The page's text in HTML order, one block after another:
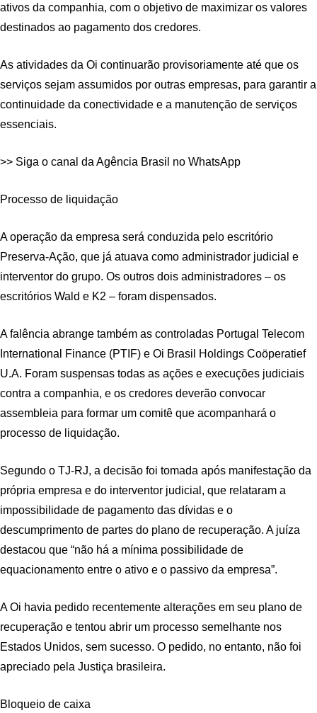
ativos da companhia, com o objetivo de maximizar os valores
destinados ao pagamento dos credores.
As atividades da Oi continuarão provisoriamente até que os
serviços sejam assumidos por outras empresas, para garantir a
continuidade da conectividade e a manutenção de serviços
essenciais.
>> Siga o canal da Agência Brasil no WhatsApp
Processo de liquidação
A operação da empresa será conduzida pelo escritório
Preserva-Ação, que já atuava como administrador judicial e
interventor do grupo. Os outros dois administradores – os
escritórios Wald e K2 – foram dispensados.
A falência abrange também as controladas Portugal Telecom
International Finance (PTIF) e Oi Brasil Holdings Coöperatief
U.A. Foram suspensas todas as ações e execuções judiciais
contra a companhia, e os credores deverão convocar
assembleia para formar um comitê que acompanhará o
processo de liquidação.
Segundo o TJ-RJ, a decisão foi tomada após manifestação da
própria empresa e do interventor judicial, que relataram a
impossibilidade de pagamento das dívidas e o
descumprimento de partes do plano de recuperação. A juíza
destacou que “não há a mínima possibilidade de
equacionamento entre o ativo e o passivo da empresa”.
A Oi havia pedido recentemente alterações em seu plano de
recuperação e tentou abrir um processo semelhante nos
Estados Unidos, sem sucesso. O pedido, no entanto, não foi
apreciado pela Justiça brasileira.
Bloqueio de caixa